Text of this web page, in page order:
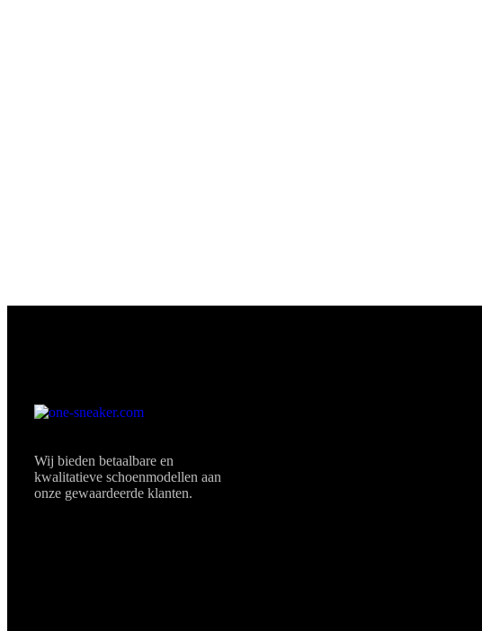
Wij bieden betaalbare en
kwalitatieve schoenmodellen aan
onze gewaardeerde klanten.